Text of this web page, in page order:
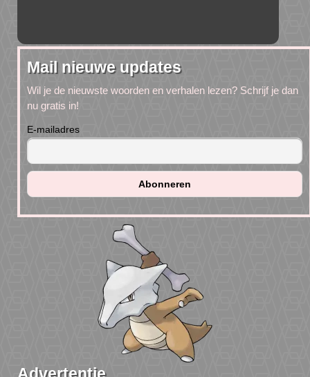
Mail nieuwe updates
Wil je de nieuwste woorden en verhalen lezen? Schrijf je dan
nu gratis in!
E-mailadres